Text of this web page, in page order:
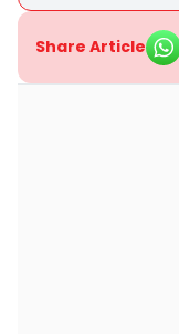
Share Article